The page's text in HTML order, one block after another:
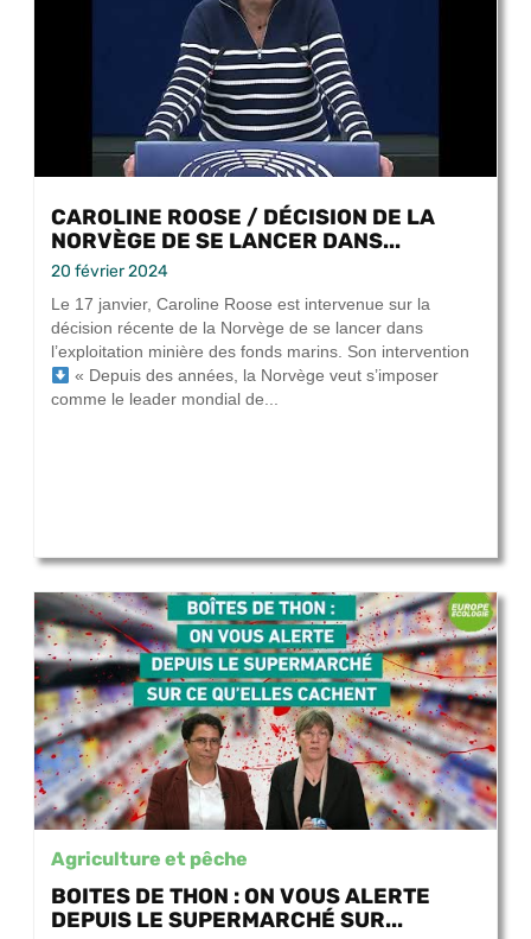
CAROLINE ROOSE / DÉCISION DE LA
NORVÈGE DE SE LANCER DANS...
20 février 2024
Le 17 janvier, Caroline Roose est intervenue sur la
décision récente de la Norvège de se lancer dans
l’exploitation minière des fonds marins. Son intervention
« Depuis des années, la Norvège veut s’imposer
comme le leader mondial de...
Agriculture et pêche
BOITES DE THON : ON VOUS ALERTE
DEPUIS LE SUPERMARCHÉ SUR...